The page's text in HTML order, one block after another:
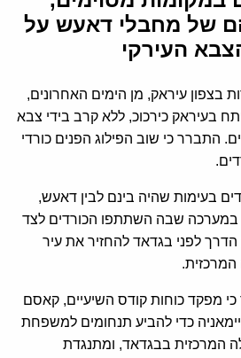
של מחבלי דאעש על
העירקי
בצפון עיראק, מן הימים האחרונים,
בעיראק כירכוכ, ללא קרב בידי צבא
התברר כי שוב הפילוג הפנים כורדי
בעימות שהיה בינם לבין דאעש,
במערכה שבה השתתפו הכורדים לצד
לפני בגדאד להחזיר את עיר
מפקד כוחות קודס השיעיים, קאסם
כדי להביע תנחומים למשפחת
המרכזית בבגדאד, ומתנגדת